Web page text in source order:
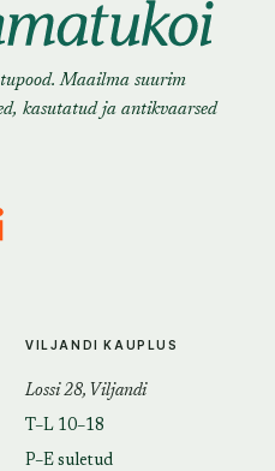
Maailma suurim
kasutatud ja antikvaarsed
VILJANDI KAUPLUS
Lossi 28, Viljandi
T–L 10–18
P–E suletud